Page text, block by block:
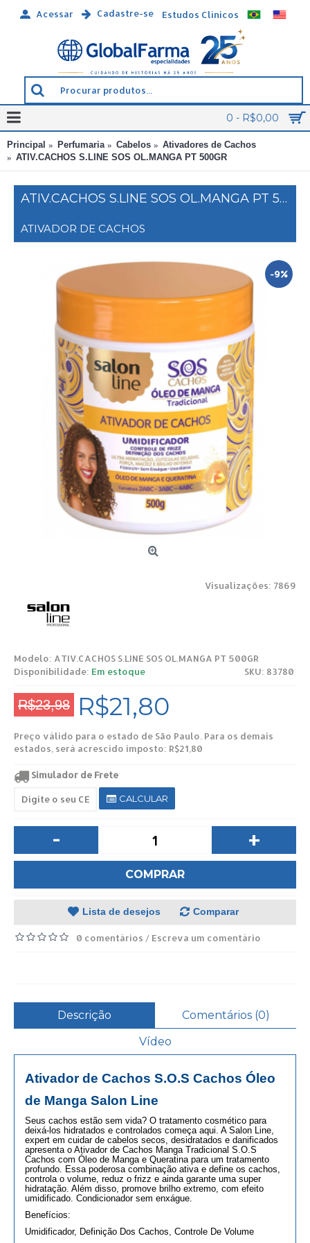
Acessar Cadastre-se Estudos Clínicos
0 - R$0,00
Principal Perfumaria Cabelos
Ativadores de Cachos
ATIV.CACHOS S.LINE SOS OL.MANGA PT 500GR
ATIV.CACHOS S.LINE SOS OL.MANGA PT 500GR
ATIVADOR DE CACHOS
-9%
Visualizações: 7869
Modelo: ATIV.CACHOS S.LINE SOS OL.MANGA PT 500GR
SKU: 83780
Disponibilidade: Em estoque
R$23,98 R$21,80
Preço válido para o estado de São Paulo. Para os demais
estados, será acrescido imposto: R$21,80
Simulador de Frete
CALCULAR
- +
COMPRAR
Lista de desejos Comparar
0 comentários / Escreva um comentário
Descrição
Comentários (0)
Vídeo
Ativador de Cachos S.O.S Cachos Óleo
de Manga Salon Line
Seus cachos estão sem vida? O tratamento cosmético para
deixá-los hidratados e controlados começa aqui. A Salon Line,
expert em cuidar de cabelos secos, desidratados e danificados
apresenta o Ativador de Cachos Manga Tradicional S.O.S
Cachos com Óleo de Manga e Queratina para um tratamento
profundo. Essa poderosa combinação ativa e define os cachos,
controla o volume, reduz o frizz e ainda garante uma super
hidratação. Além disso, promove brilho extremo, com efeito
umidificado. Condicionador sem enxágue.
Benefícios:
Umidificador, Definição Dos Cachos, Controle De Volume